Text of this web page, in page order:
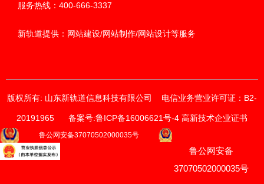
服务热线：400-666-3337
新轨道提供：网站建设/网站制作/网站设计等服务
获取价格与方案
请输入您的联系方式
我们的销售顾问将尽快与您联系。
版权所有: 山东新轨道信息科技有限公司 电信业务营业许可证：B2-
20191965 备案号:鲁ICP备16006621号-4 高新技术企业证书
鲁公网安备37070502000035号
鲁公网安备
37070502000035号